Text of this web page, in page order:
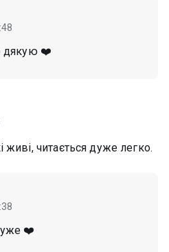
дякую ❤️
живі, читається дуже легко.
❤️